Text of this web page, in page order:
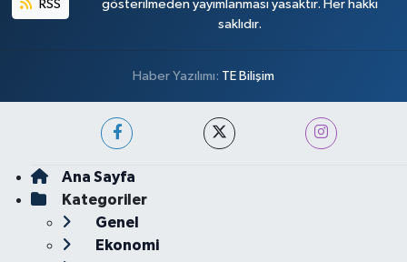
RSS
gösterilmeden yayımlanması yasaktır. Her hakkı
saklıdır.
Haber Yazılımı: TE Bilişim
Ana Sayfa
Kategoriler
Genel
Ekonomi